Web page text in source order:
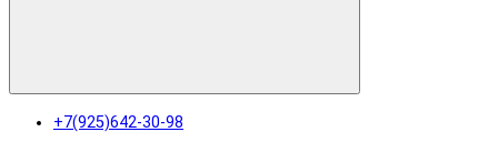
+7(925)642-30-98